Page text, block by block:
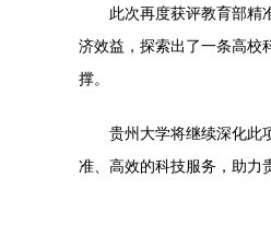
此次再度获评教育部精
济效益，探索出了一条高校
撑。
贵州大学将继续深化此
准、高效的科技服务，助力